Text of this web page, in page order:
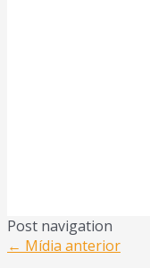
Post navigation
← Mídia anterior